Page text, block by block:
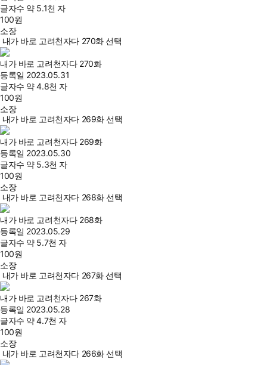
글자수 약 5.1천 자
100원
소장
내가 바로 고려천자다 270화 선택
내가 바로 고려천자다 270화
등록일 2023.05.31
글자수 약 4.8천 자
100원
소장
내가 바로 고려천자다 269화 선택
내가 바로 고려천자다 269화
등록일 2023.05.30
글자수 약 5.3천 자
100원
소장
내가 바로 고려천자다 268화 선택
내가 바로 고려천자다 268화
등록일 2023.05.29
글자수 약 5.7천 자
100원
소장
내가 바로 고려천자다 267화 선택
내가 바로 고려천자다 267화
등록일 2023.05.28
글자수 약 4.7천 자
100원
소장
내가 바로 고려천자다 266화 선택